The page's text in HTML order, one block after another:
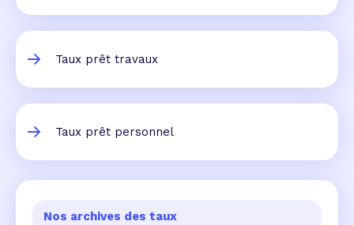
Taux prêt travaux
Taux prêt personnel
Nos archives des taux